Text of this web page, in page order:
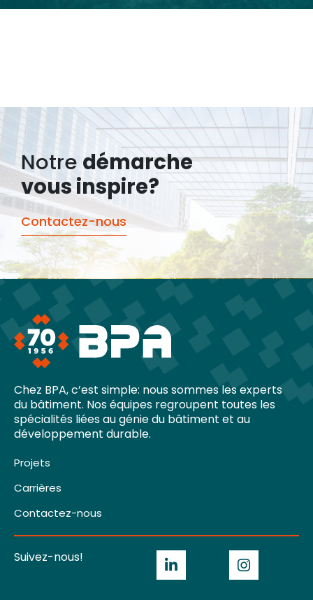
Notre démarche
vous inspire?
Contactez-nous
Chez BPA, c’est simple: nous sommes les experts
du bâtiment. Nos équipes regroupent toutes les
spécialités liées au génie du bâtiment et au
développement durable.
Projets
Carrières
Contactez-nous
Suivez-nous!